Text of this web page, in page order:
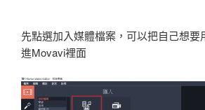
先點選加入媒體檔案，可以把自己想要
進Movavi裡面